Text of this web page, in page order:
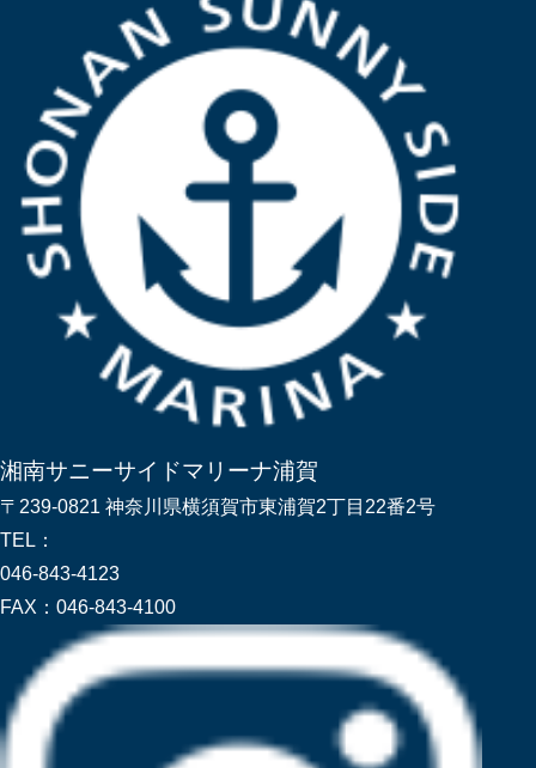
湘南サニーサイドマリーナ浦賀
〒239-0821 神奈川県横須賀市東浦賀2丁目22番2号
TEL：
046-843-4123
FAX： 046-843-4100